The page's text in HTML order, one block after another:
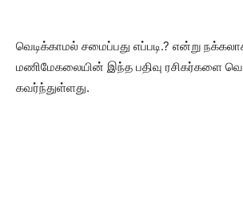
வெடிக்காமல் சமைப்பது எப்படி.? என்று
மணிமேகலையின் இந்த பதிவு ரசிகர்களை
கவர்ந்துள்ளது.